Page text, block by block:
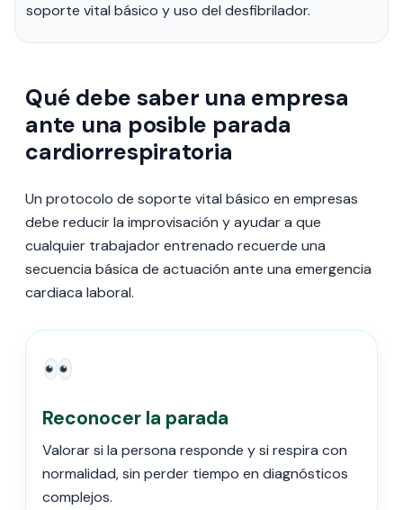
soporte vital básico y uso del desfibrilador.
Qué debe saber una empresa
ante una posible parada
cardiorrespiratoria
Un protocolo de soporte vital básico en empresas
debe reducir la improvisación y ayudar a que
cualquier trabajador entrenado recuerde una
secuencia básica de actuación ante una emergencia
cardiaca laboral.
Reconocer la parada
Valorar si la persona responde y si respira con
normalidad, sin perder tiempo en diagnósticos
complejos.